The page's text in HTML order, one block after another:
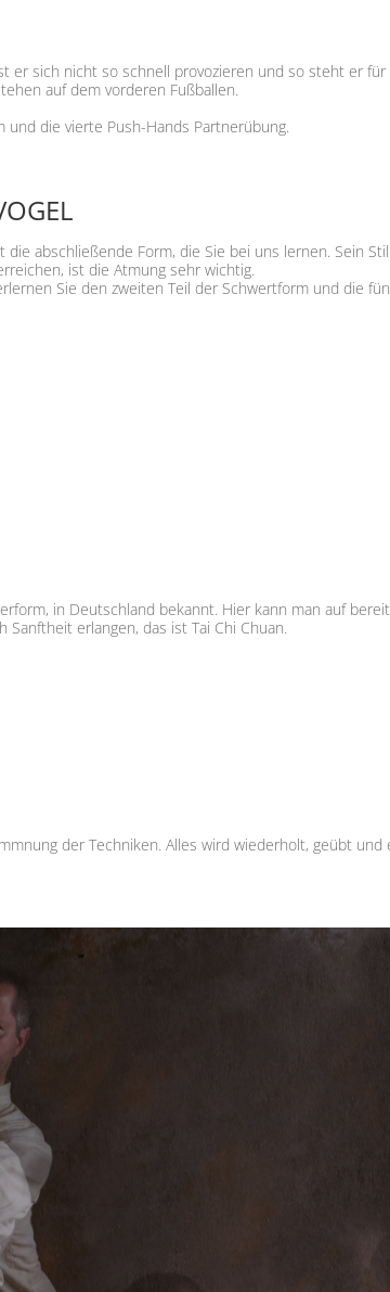
er sich nicht so schnell provozieren und so steht er
auf dem vorderen Fußballen.
die vierte Push-Hands Partnerübung.
die abschließende Form, die Sie bei uns lernen. Sein
ist die Atmung sehr wichtig.
Sie den zweiten Teil der Schwertform und die
in Deutschland bekannt. Hier kann man auf
erlangen, das ist Tai Chi Chuan.
der Techniken. Alles wird wiederholt, geübt